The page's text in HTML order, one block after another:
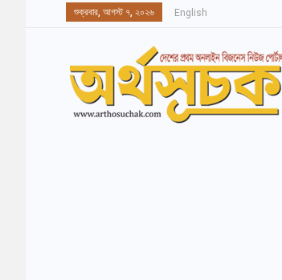
শুক্রবার, আগস্ট ৭, ২০২৬ English